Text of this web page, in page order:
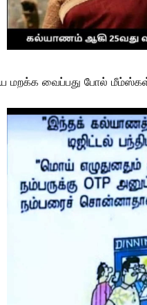
வைப்பது போல் மீம்ஸ்கள்